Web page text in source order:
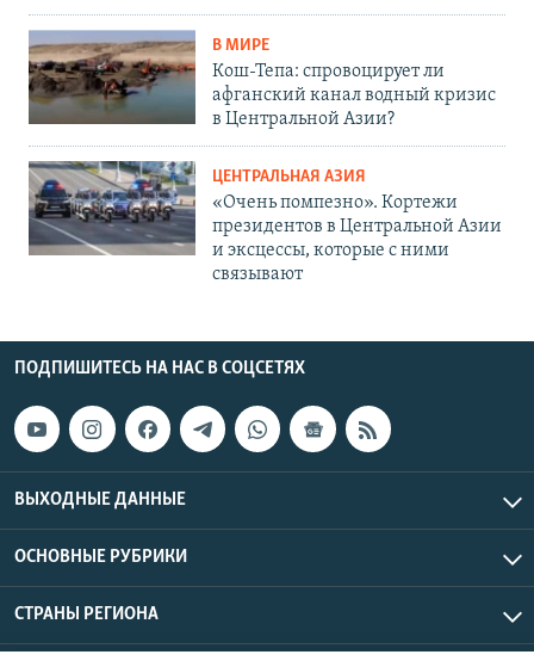
В МИРЕ
Кош-Тепа: спровоцирует ли
афганский канал водный кризис
в Центральной Азии?
ЦЕНТРАЛЬНАЯ АЗИЯ
«Очень помпезно». Кортежи
президентов в Центральной Азии
и эксцессы, которые с ними
связывают
ПОДПИШИТЕСЬ НА НАС В СОЦСЕТЯХ
ВЫХОДНЫЕ ДАННЫЕ
ОСНОВНЫЕ РУБРИКИ
СТРАНЫ РЕГИОНА